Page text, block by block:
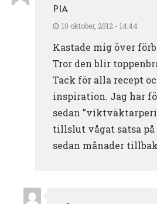
PIA
10 oktober, 2012 - 14:44
Kastade mig över
Tror den blir
Tack för alla recept
inspiration. Jag har
sedan
tillslut vågat satsa på
sedan månader